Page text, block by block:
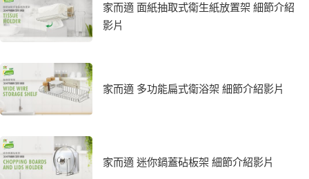
家而適 面紙抽取式衛生紙放置架 細節介紹
影片
家而適 多功能扁式衛浴架 細節介紹影片
家而適 迷你鍋蓋砧板架 細節介紹影片